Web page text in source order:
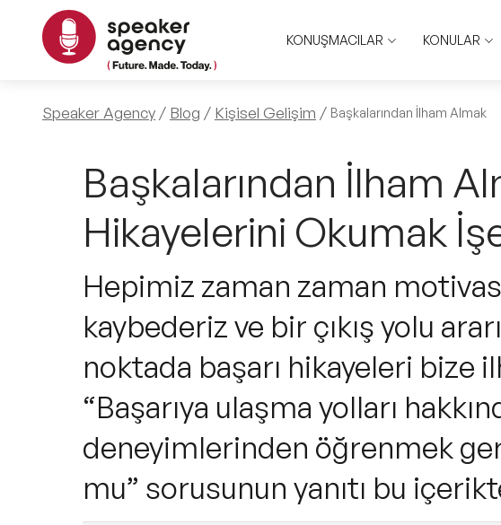
KONUŞMACILAR KONULAR
Speaker Agency Blog Kişisel Gelişim Başkalarından İlham Almak
Başkalarından İlham
Hikayelerini Okumak
Hepimiz zaman zaman
kaybederiz ve bir çıkış yolu
noktada başarı hikayeleri bize
“Başarıya ulaşma yolları
deneyimlerinden öğrenmek
mu” sorusunun yanıtı bu